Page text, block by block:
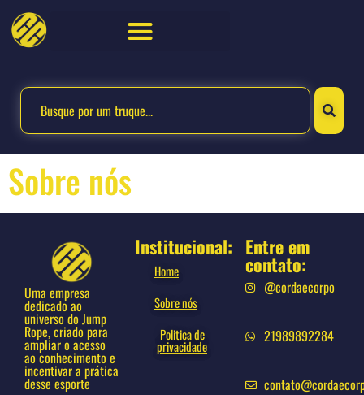
Sobre nós
Uma empresa
dedicado ao
universo do Jump
Rope, criado para
ampliar o acesso
ao conhecimento e
incentivar a prática
desse esporte
Institucional:
Home
Sobre nós
Politica de
privacidade
Entre em
contato:
@cordaecorpo
21989892284